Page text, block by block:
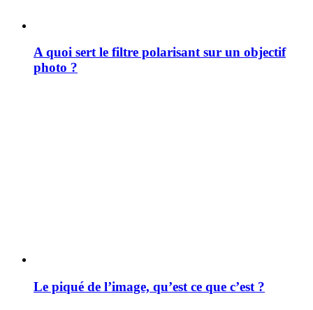
A quoi sert le filtre polarisant sur un objectif
photo ?
Le piqué de l’image, qu’est ce que c’est ?